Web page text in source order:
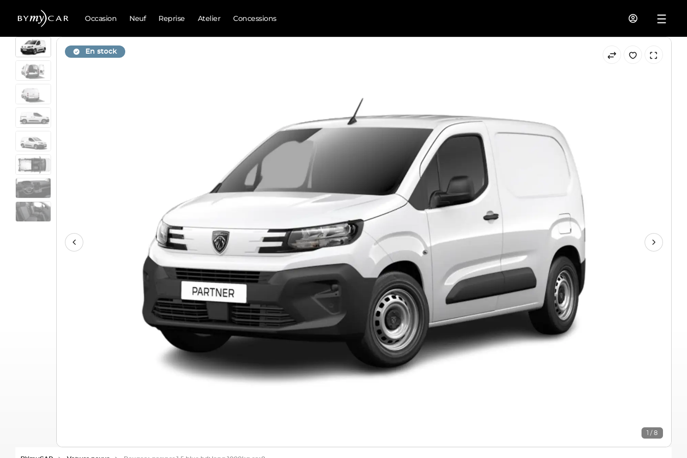
Occasion Neuf Reprise Atelier Concessions
En stock
1 / 8